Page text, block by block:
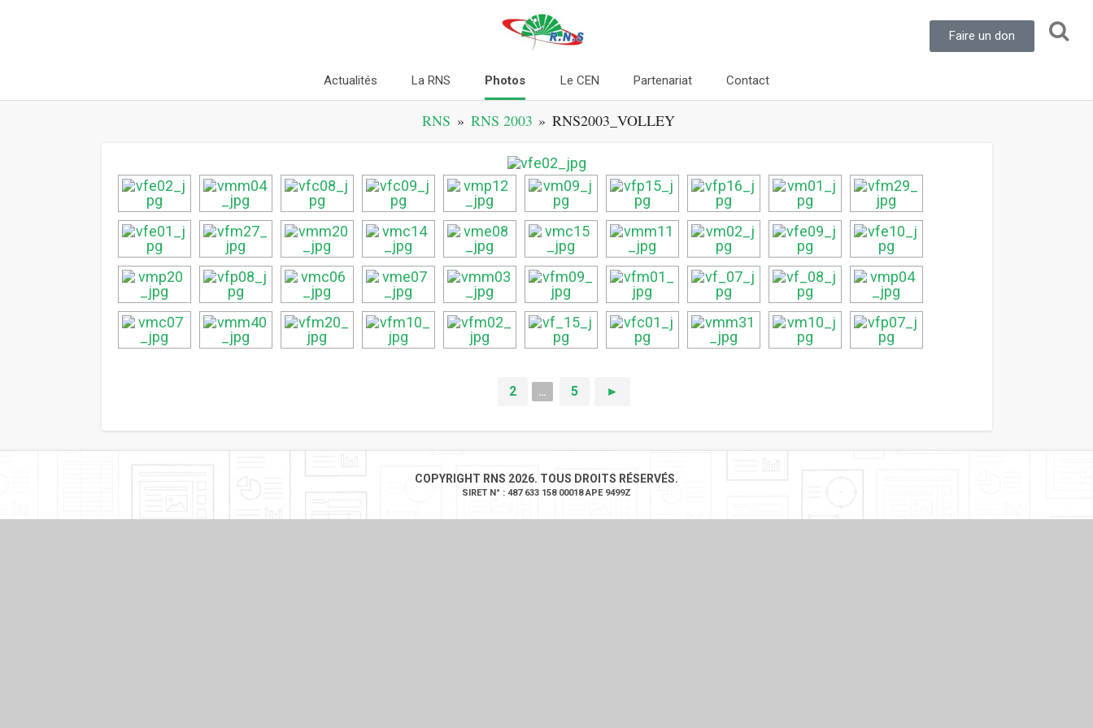
Faire un don
Actualités La RNS Photos Le CEN Partenariat Contact
RNS » RNS 2003 » RNS2003_VOLLEY
2 … 5 ►
COPYRIGHT RNS 2026. TOUS DROITS RÉSERVÉS.
SIRET N° : 487 633 158 00018 APE 9499Z